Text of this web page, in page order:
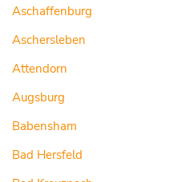
Aschaffenburg
Aschersleben
Attendorn
Augsburg
Babensham
Bad Hersfeld